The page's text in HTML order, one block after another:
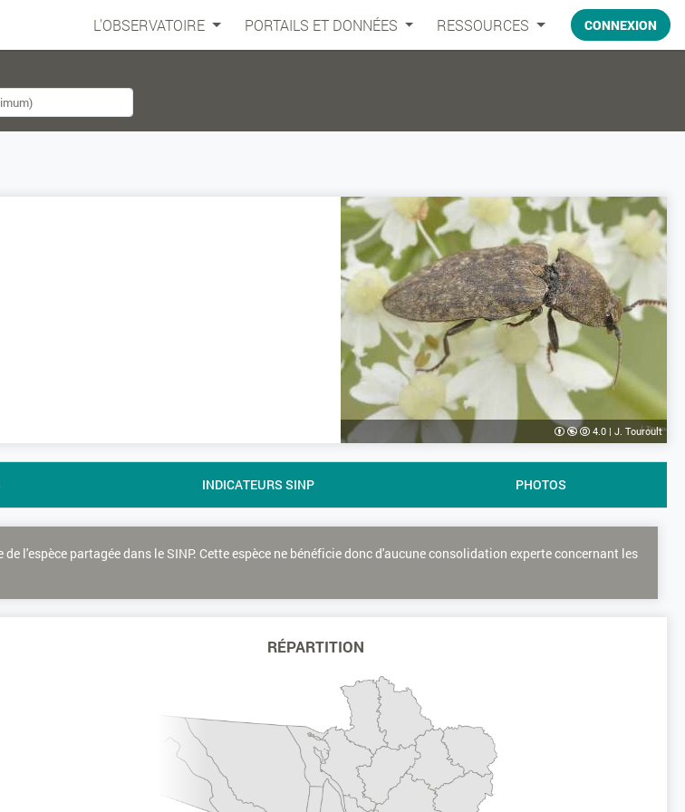
L'OBSERVATOIRE PORTAILS ET DONNÉES RESSOURCES CONNEXION
4.0 | J. Touroult
INDICATEURS SINP PHOTOS
l'espèce partagée dans le SINP. Cette espèce ne bénéficie donc d'aucune consolidation experte concernant les
RÉPARTITION